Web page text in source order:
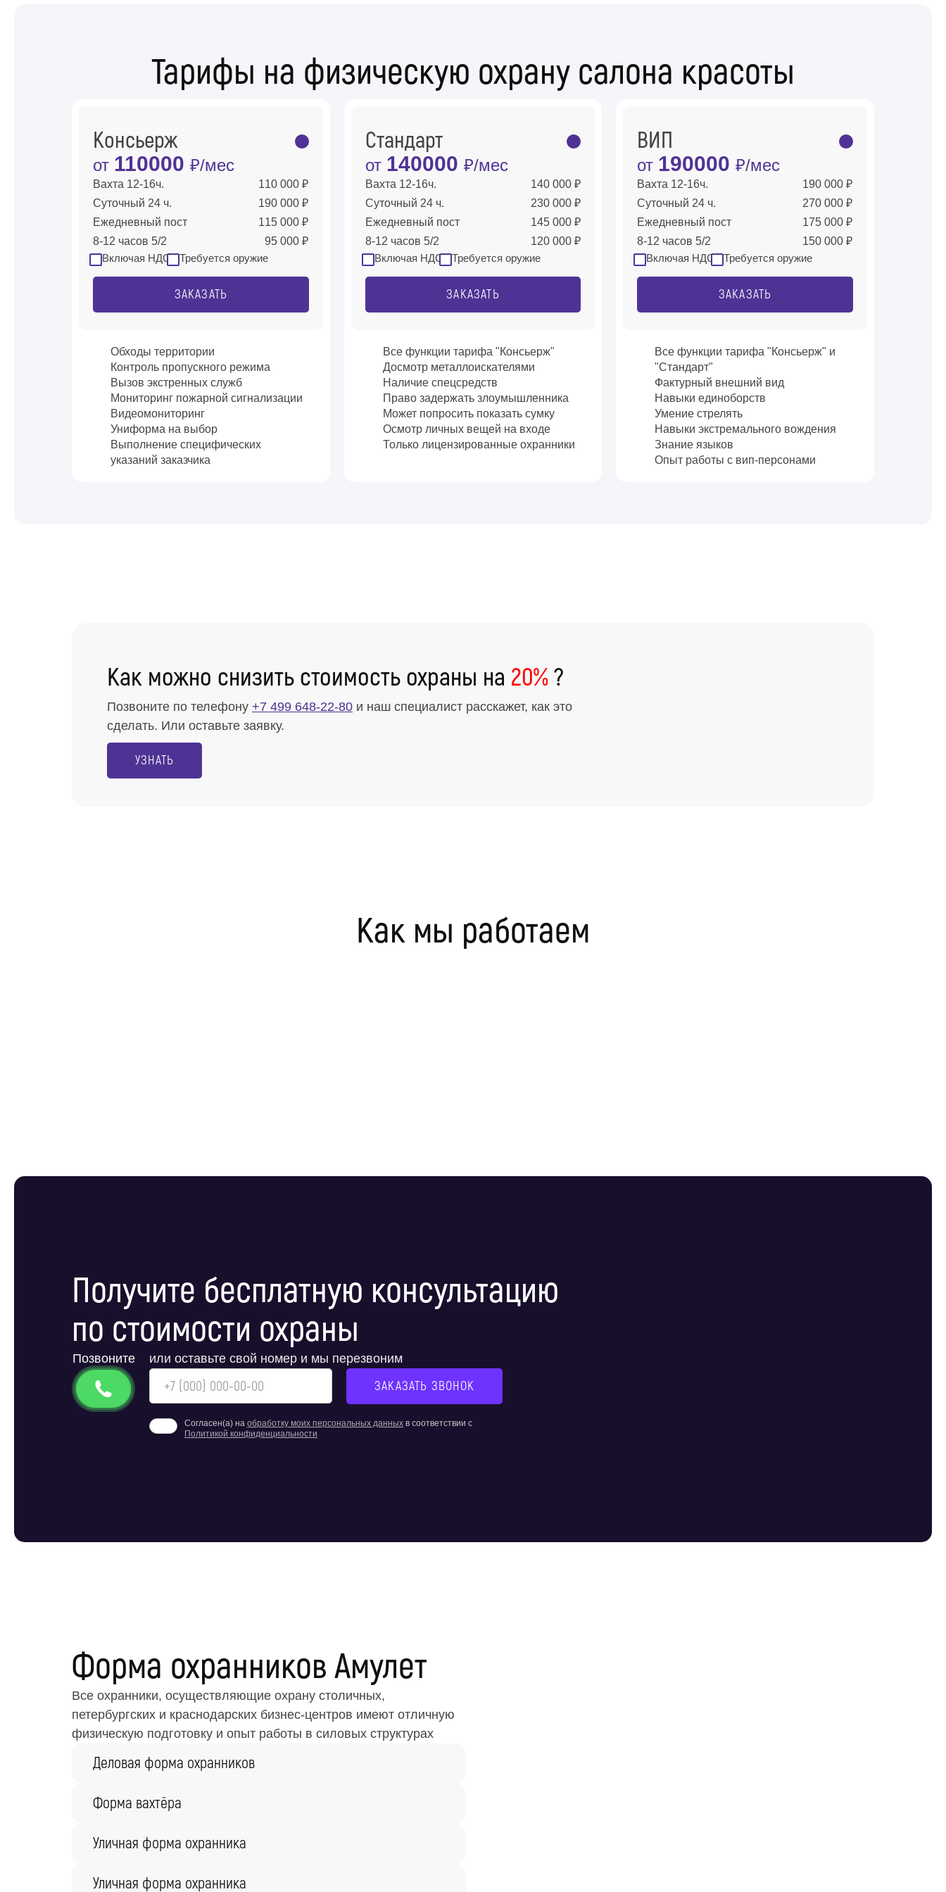
Тарифы на физическую охрану салона красоты
Консьерж
от 110000₽/мес
Вахта 12-16ч.
110 000 ₽
Суточный 24 ч.
190 000 ₽
Ежедневный пост
115 000 ₽
8-12 часов 5/2
95 000 ₽
Включая НДС
Требуется оружие
ЗАКАЗАТЬ
Обходы территории
Контроль пропускного режима
Вызов экстренных служб
Мониторинг пожарной сигнализации
Видеомониторинг
Униформа на выбор
Выполнение специфических
указаний заказчика
Стандарт
от 140000 ₽/мес
Вахта 12-16ч.
140 000 ₽
Суточный 24 ч.
230 000 ₽
Ежедневный пост
145 000 ₽
8-12 часов 5/2
120 000 ₽
Включая НДС
Требуется оружие
ЗАКАЗАТЬ
Все функции тарифа "Консьерж"
Досмотр металлоискателями
Наличие спецсредств
Право задержать злоумышленника
Может попросить показать сумку
Осмотр личных вещей на входе
Только лицензированные охранники
ВИП
от 190000₽/мес
Вахта 12-16ч.
190 000 ₽
Суточный 24 ч.
270 000 ₽
Ежедневный пост
175 000 ₽
8-12 часов 5/2
150 000 ₽
Включая НДС
Требуется оружие
ЗАКАЗАТЬ
Все функции тарифа "Консьерж" и
"Стандарт"
Фактурный внешний вид
Навыки единоборств
Умение стрелять
Навыки экстремального вождения
Знание языков
Опыт работы с вип-персонами
Как можно снизить стоимость охраны на 20%?
Позвоните по телефону +7 499 648-22-80 и наш специалист расскажет, как это
сделать. Или оставьте заявку.
УЗНАТЬ
Как мы работаем
Получите бесплатную консультацию
по стоимости охраны
Позвоните или оставьте свой номер и мы перезвоним
Согласен(а) на обработку моих персональных данных в соответствии с
Политикой конфиденциальности
Форма охранников Амулет
Все охранники, осуществляющие охрану столичных,
петербургских и краснодарских бизнес-центров имеют отличную
физическую подготовку и опыт работы в силовых структурах
Деловая форма охранников
Форма вахтёра
Уличная форма охранника
Уличная форма охранника